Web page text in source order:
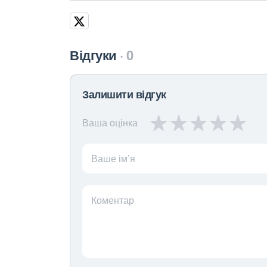
Відгуки 0
Залишити відгук
Ваша оцінка
Ваше ім’я
Коментар